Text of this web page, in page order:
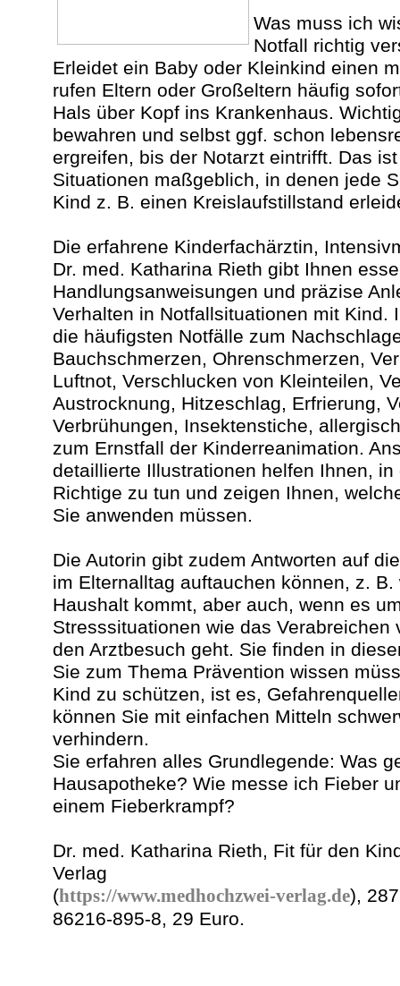
Was muss ich
Notfall richtig
Erleidet ein Baby oder Kleinkind einen
rufen Eltern oder Großeltern häufig
Hals über Kopf ins Krankenhaus.
bewahren und selbst ggf. schon
ergreifen, bis der Notarzt eintrifft. Das
Situationen maßgeblich, in denen jede
Kind z. B. einen Kreislaufstillstand
Die erfahrene Kinderfachärztin,
Dr. med. Katharina Rieth gibt Ihnen
Handlungsanweisungen und präzise
Verhalten in Notfallsituationen mit Kind.
die häufigsten Notfälle zum
Bauchschmerzen, Ohrenschmerzen,
Luftnot, Verschlucken von Kleinteilen,
Austrocknung, Hitzeschlag, Erfrierung,
Verbrühungen, Insektenstiche,
zum Ernstfall der Kinderreanimation.
detaillierte Illustrationen helfen Ihnen,
Richtige zu tun und zeigen Ihnen,
Sie anwenden müssen.
Die Autorin gibt zudem Antworten auf
im Elternalltag auftauchen können, z.
Haushalt kommt, aber auch, wenn es
Stresssituationen wie das Verabreichen
den Arztbesuch geht. Sie finden in
Sie zum Thema Prävention wissen
Kind zu schützen, ist es,
können Sie mit einfachen Mitteln
verhindern.
Sie erfahren alles Grundlegende: Was
Hausapotheke? Wie messe ich Fieber
einem Fieberkrampf?
Dr. med. Katharina Rieth, Fit für den
Verlag
(https://www.medhochzwei-verlag.de),
86216-895-8, 29 Euro.